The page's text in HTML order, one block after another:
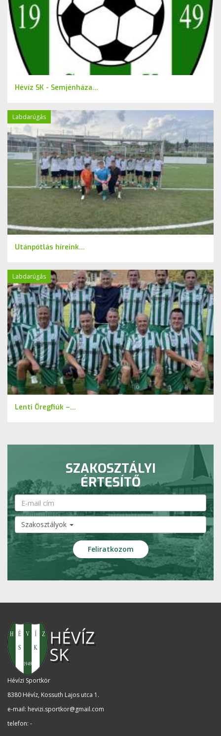
Hévíz SK - Semjénháza...
Labdarúgás
Utánpótlás híreink...
Labdarúgás
Lenti Öregfiúk –...
SZAKOSZTÁLYI
ÉRTESÍTŐ
Szakosztályok
Hévízi Sportkör
8380 Hévíz, Kossuth Lajos utca 1 .
e-mail: hevizi.sportkor@gmail.com
telefon: -